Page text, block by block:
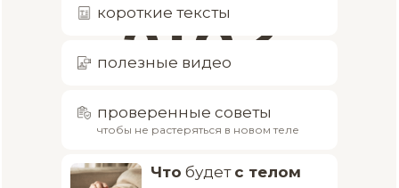
это?
короткие тексты
полезные видео
проверенные советы
чтобы не растеряться в новом теле
Что будет с телом